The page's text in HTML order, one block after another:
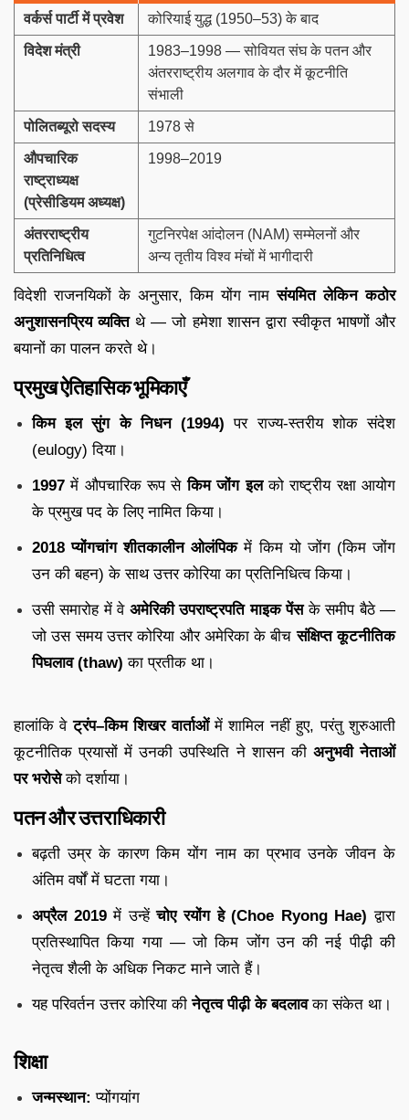
वर्कर्स पार्टी में प्रवेश कोरियाई युद्ध (1950–53) के बाद
विदेश मंत्री
1983–1998 — सोवियत संघ के पतन और
अंतरराष्ट्रीय अलगाव के दौर में कूटनीति
संभाली
पोलितब्यूरो सदस्य 1978 से
औपचारिक
राष्ट्राध्यक्ष
(प्रेसीडियम अध्यक्ष)
1998–2019
अंतरराष्ट्रीय
प्रतिनिधित्व
गुटनिरपेक्ष आंदोलन (NAM) सम्मेलनों और
अन्य तृतीय विश्व मंचों में भागीदारी
विदेशी राजनयिकों के अनुसार, किम योंग नामसंयमित लेकिन कठोर
अनुशासनप्रिय व्यक्तिथे — जो हमेशा शासन द्वारा स्वीकृत भाषणों और
बयानों का पालन करते थे।
प्रमुख ऐतिहासिक भूमिकाएँ
किम इल सुंग के निधन (1994) पर राज्य-स्तरीय शोक संदेश
(eulogy) दिया।
1997 में औपचारिक रूप सेकिम जोंग इलको राष्ट्रीय रक्षा आयोग
के प्रमुख पद के लिए नामित किया।
2018 प्योंगचांग शीतकालीन ओलंपिकमें किम यो जोंग (किम जोंग
उन की बहन) के साथ उत्तर कोरिया का प्रतिनिधित्व किया।
उसी समारोह में वे अमेरिकी उपराष्ट्रपति माइक पेंसके समीप बैठे —
जो उस समय उत्तर कोरिया और अमेरिका के बीचसंक्षिप्त कूटनीतिक
पिघलाव (thaw) का प्रतीक था।
हालांकि वेट्रंप–किम शिखर वार्ताओंमें शामिल नहीं हुए, परंतु शुरुआती
कूटनीतिक प्रयासों में उनकी उपस्थिति ने शासन की अनुभवी नेताओं
पर भरोसेको दर्शाया।
पतन और उत्तराधिकारी
बढ़ती उम्र के कारण किम योंग नाम का प्रभाव उनके जीवन के
अंतिम वर्षों में घटता गया।
अप्रैल 2019में उन्हेंचोए रयोंग हे (Choe Ryong Hae) द्वारा
प्रतिस्थापित किया गया — जो किम जोंग उन की नई पीढ़ी की
नेतृत्व शैली के अधिक निकट माने जाते हैं।
यह परिवर्तन उत्तर कोरिया कीनेतृत्व पीढ़ी के बदलावका संकेत था।
शिक्षा
जन्मस्थान: प्योंगयांग